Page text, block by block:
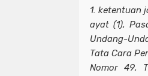
1. ketentuan
ayat (1),
Undang-
Tata Cara
Nomor 49,